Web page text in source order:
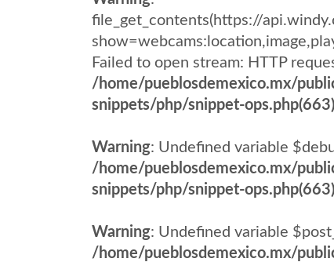
file_get_contents(https://
Failed to open stream: HTTP
/home/pueblosdemexico.mx/
snippets/php/snippet-
Warning: Undefined variable
/home/pueblosdemexico.mx/
snippets/php/snippet-
Warning: Undefined variable
/home/pueblosdemexico.mx/